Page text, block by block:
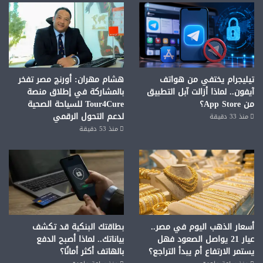
تيليجرام يختفي من هواتف
آيفون.. لماذا أزالت آبل التطبيق
من App Store؟
منذ 33 دقيقة
هشام مهران: أورنچ مصر تفخر
بالمشاركة في إطلاق منصة
Tour4Cure للسياحة الصحية
لدعم التحول الرقمي
منذ 53 دقيقة
أسعار الذهب اليوم في مصر..
عيار 21 يواصل الصعود فهل
يستمر الارتفاع أم يبدأ التراجع؟
بطاقتك البنكية قد تكشف
بياناتك.. لماذا أصبح الدفع
بالهاتف أكثر أمانًا؟